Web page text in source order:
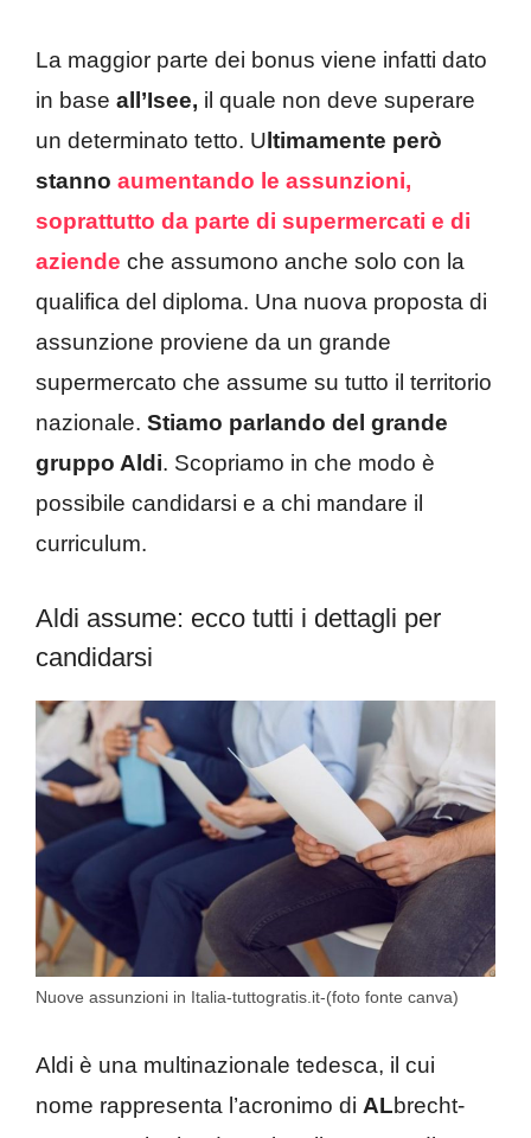
La maggior parte dei bonus viene infatti dato
in base all’Isee, il quale non deve superare
un determinato tetto. U ltimamente però
stanno aumentando le assunzioni,
soprattutto da parte di supermercati e di
aziende che assumono anche solo con la
qualifica del diploma. Una nuova proposta di
assunzione proviene da un grande
supermercato che assume su tutto il territorio
nazionale. Stiamo parlando del grande
gruppo Aldi. Scopriamo in che modo è
possibile candidarsi e a chi mandare il
curriculum.
Aldi assume: ecco tutti i dettagli per
candidarsi
Nuove assunzioni in Italia-tuttogratis.it-(foto fonte canva)
Aldi è una multinazionale tedesca, il cui
nome rappresenta l’acronimo di ALbrecht-